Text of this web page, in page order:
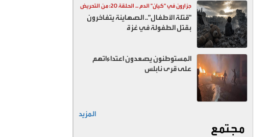
جزارون في "كيان" الدم ... الحلقة 20: من التحريض
السياسي إلى المقابر الجماعية
"قتلة الأطفال".. الصهاينة يتفاخرون
بقتل الطفولة في غزة
المستوطنون يصعدون اعتداءاتهم
على قرى نابلس
المزيد
مجتمع